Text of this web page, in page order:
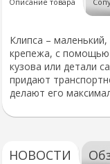
Клипса –
крепежа, с помощью
кузова или детали
придают
делают его
НОВОСТИ